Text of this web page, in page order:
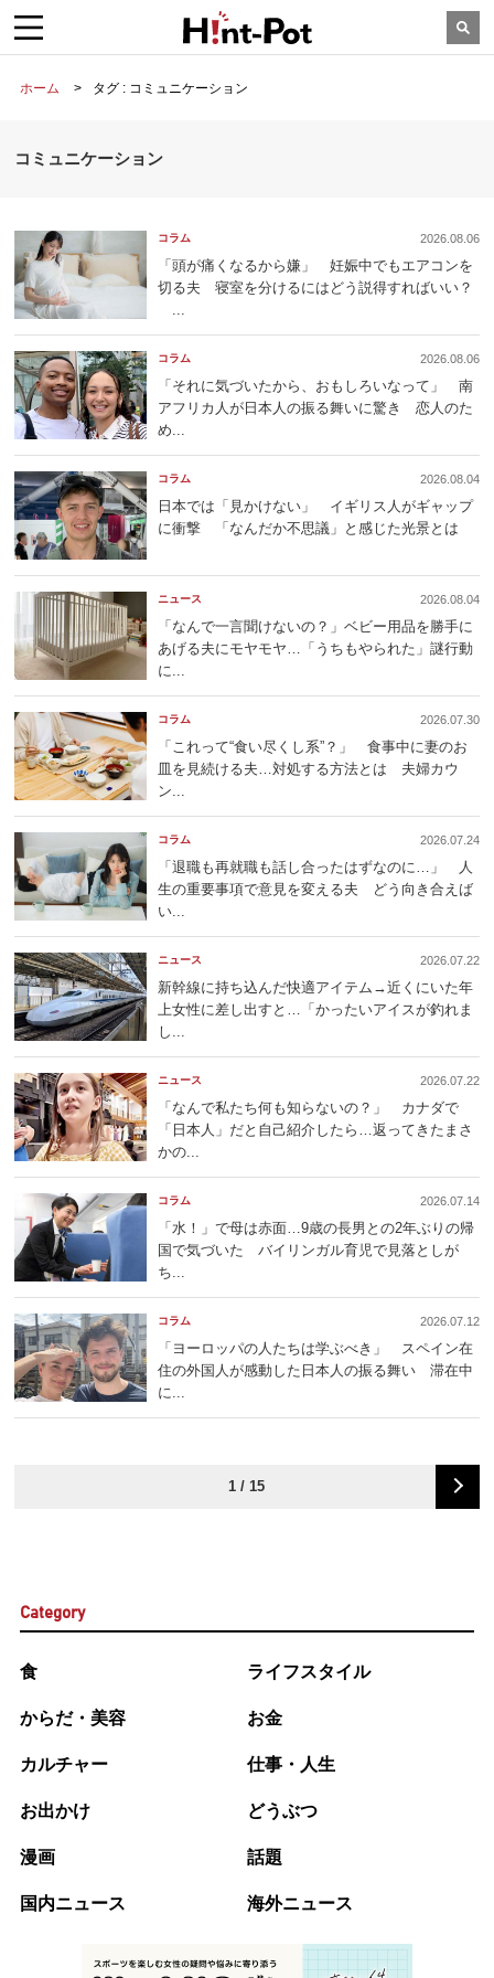
ホーム タグ : コミュニケーション
コミュニケーション
コラム 2026.08.06
「頭が痛くなるから嫌」 妊娠中でもエアコンを
切る夫 寝室を分けるにはどう説得すればいい？
コラム 2026.08.06
「それに気づいたから、おもしろいなって」 南
アフリカ人が日本人の振る舞いに驚き 恋人のた
め...
コラム 2026.08.04
日本では「見かけない」 イギリス人がギャップ
に衝撃 「なんだか不思議」と感じた光景とは
ニュース 2026.08.04
「なんで一言聞けないの？」ベビー用品を勝手に
あげる夫にモヤモヤ…「うちもやられた」謎行動
に...
コラム 2026.07.30
「これって“食い尽くし系”？」 食事中に妻のお
皿を見続ける夫…対処する方法とは 夫婦カウ
ン...
コラム 2026.07.24
「退職も再就職も話し合ったはずなのに…」 人
生の重要事項で意見を変える夫 どう向き合えば
い...
ニュース 2026.07.22
新幹線に持ち込んだ快適アイテム→近くにいた年
上女性に差し出すと…「かったいアイスが釣れま
し...
ニュース 2026.07.22
「なんで私たち何も知らないの？」 カナダで
「日本人」だと自己紹介したら…返ってきたまさ
かの...
コラム 2026.07.14
「水！」で母は赤面…9歳の長男との2年ぶりの帰
国で気づいた バイリンガル育児で見落としが
ち...
コラム 2026.07.12
「ヨーロッパの人たちは学ぶべき」 スペイン在
住の外国人が感動した日本人の振る舞い 滞在中
に...
1 / 15
Category
食 ライフスタイル
からだ・美容 お金
カルチャー 仕事・人生
お出かけ どうぶつ
漫画 話題
国内ニュース 海外ニュース